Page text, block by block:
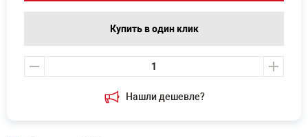
Нашли дешевле?
Купить в один клик